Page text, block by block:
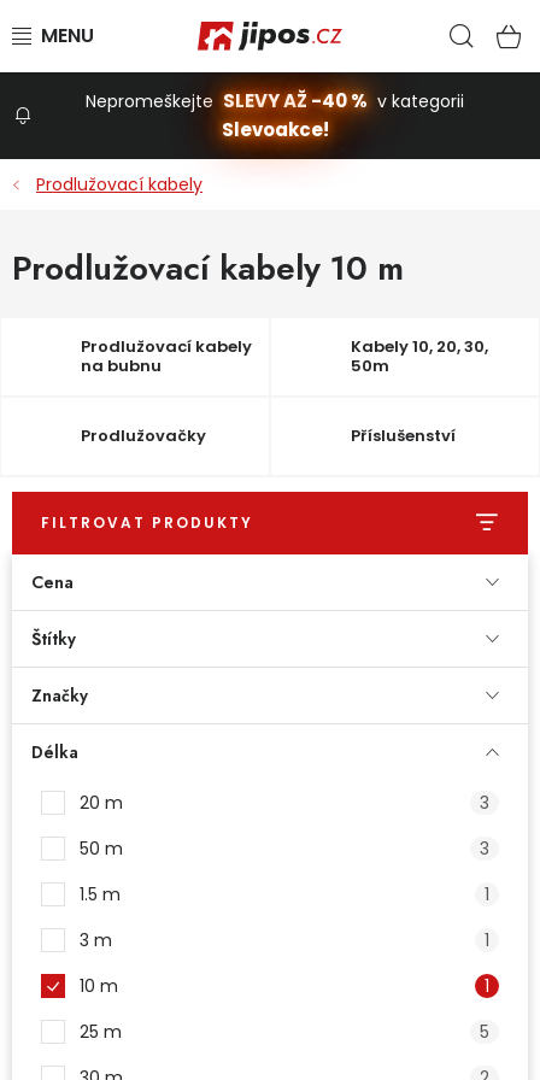
Dětská hřiště
Autodoplňky
Fotovoltaika
Výprodej
Značky
Nepromeškejte SLEVY AŽ -40 % v kategorii
Slevoakce!
Prodlužovací kabely
Prodlužovací kabely 10 m
Prodlužovací kabely
na bubnu
Kabely 10, 20, 30,
50m
Prodlužovačky Příslušenství
FILTROVAT PRODUKTY
Cena
Štítky
Značky
Délka
20 m
3
50 m
3
1.5 m
1
3 m
1
10 m
1
25 m
5